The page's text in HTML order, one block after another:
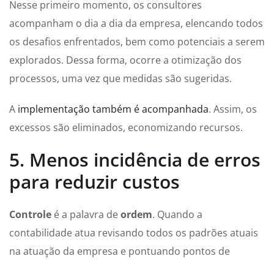
Nesse primeiro momento, os consultores
acompanham o dia a dia da empresa, elencando todos
os desafios enfrentados, bem como potenciais a serem
explorados. Dessa forma, ocorre a otimização dos
processos, uma vez que medidas são sugeridas.
A implementação também é acompanhada. Assim, os
excessos são eliminados, economizando recursos.
5. Menos incidência de erros
para reduzir custos
Controle é a palavra deordem. Quando a
contabilidade atua revisando todos os padrões atuais
na atuação da empresa e pontuando pontos de